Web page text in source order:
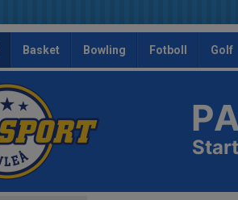
Basket Bowling Fotboll Golf